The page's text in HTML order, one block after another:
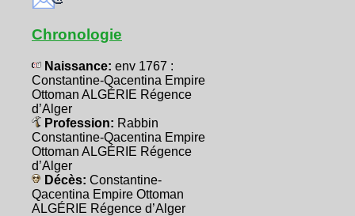
Chronologie
Naissance: env 1767 :
Constantine-Qacentina Empire
Ottoman ALGÉRIE Régence
d’Alger
Profession: Rabbin
Constantine-Qacentina Empire
Ottoman ALGÉRIE Régence
d’Alger
Décès: Constantine-
Qacentina Empire Ottoman
ALGÉRIE Régence d’Alger